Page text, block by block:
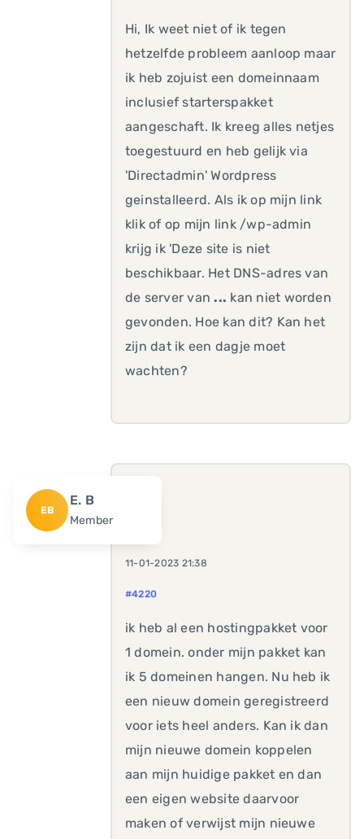
Hi, Ik weet niet of ik tegen
hetzelfde probleem aanloop maar
ik heb zojuist een domeinnaam
inclusief starterspakket
aangeschaft. Ik kreeg alles netjes
toegestuurd en heb gelijk via
'Directadmin' Wordpress
geinstalleerd. Als ik op mijn link
klik of op mijn link /wp-admin
krijg ik 'Deze site is niet
beschikbaar. Het DNS-adres van
de server van... kan niet worden
gevonden. Hoe kan dit? Kan het
zijn dat ik een dagje moet
wachten?
EB
E. B
Member
11-01-2023 21:38
#4220
ik heb al een hostingpakket voor
1 domein. onder mijn pakket kan
ik 5 domeinen hangen. Nu heb ik
een nieuw domein geregistreerd
voor iets heel anders. Kan ik dan
mijn nieuwe domein koppelen
aan mijn huidige pakket en dan
een eigen website daarvoor
maken of verwijst mijn nieuwe